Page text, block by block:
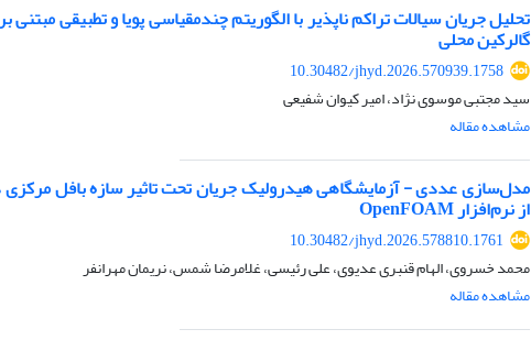
تحلیل جریان سیالات تراکم ناپذیر با الگوریتم چندمقیاسی پویا و تطبیقی
گالرکین محلی
10.30482/jhyd.2026.570939.1758
سید مجتبی موسوی نژاد، امیر کیوان شفیعی
مشاهده مقاله
مدل‌سازی عددی - آزمایشگاهی هیدرولیک جریان تحت تاثیر سازه بافل مرکزی
از نرم‌افزار OpenFOAM
10.30482/jhyd.2026.578810.1761
محمد خسروی، الهام قنبری عدیوی، علی رئیسی، غلامرضا شمس، نریمان مهرانفر
مشاهده مقاله